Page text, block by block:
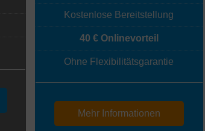
Kostenlose Bereitstellung
40 € Onlinevorteil
Ohne Flexibilitätsgarantie
Mehr Informationen